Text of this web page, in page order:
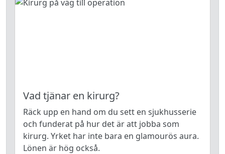
Vad tjänar en kirurg?
Räck upp en hand om du sett en sjukhusserie
och funderat på hur det är att jobba som
kirurg. Yrket har inte bara en glamourös aura.
Lönen är hög också.